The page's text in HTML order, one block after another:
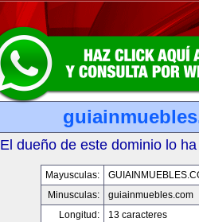
El dueño de este dominio lo
Mayusculas:
Minusculas:
guiainmuebles.com
Longitud:
13 caracteres